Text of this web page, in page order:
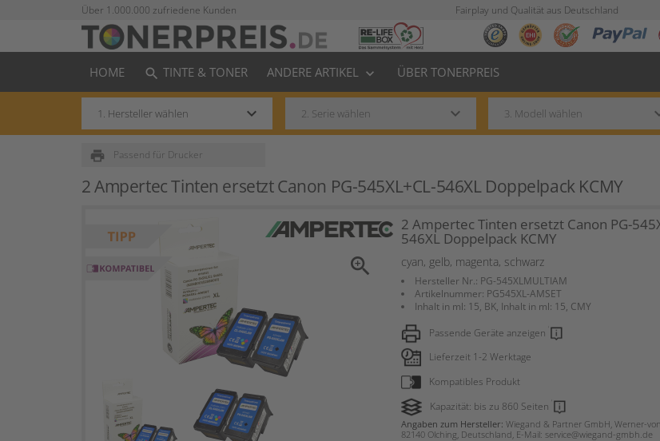
Über 1.000.000 zufriedene Kunden Fairplay und Qualität aus Deutschland
HOME search TINTE & TONER ANDERE ARTIKEL keyboard_arrow_down ÜBER TONERPREIS
keyboard_arrow_down keyboard_arrow_down
Passend für Drucker
print
2 Ampertec Tinten ersetzt Canon PG-545XL+CL-546XL Doppelpack KCMY
zoom_in
2 Ampertec Tinten ersetzt Canon PG-
546XL Doppelpack KCMY
cyan, gelb, magenta, schwarz
Hersteller Nr.: PG-545XLMULTIAM
Artikelnummer: PG545XL-AMSET
Inhalt in ml: 15, BK, Inhalt in ml: 15, CMY
Passende Geräte anzeigen
Lieferzeit 1-2 Werktage
Kompatibles Produkt
Kapazität: bis zu 860 Seiten
Angaben zum Hersteller: Wiegand & Partner GmbH, Werner-
82140 Olching, Deutschland, E-Mail: service@wiegand-gmbh.de